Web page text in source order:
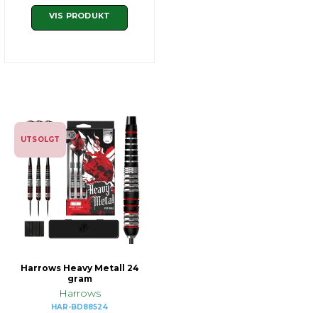
VIS PRODUKT
UTSOLGT
Harrows Heavy Metall 24
gram
Harrows
HAR-BD88524